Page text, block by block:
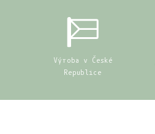
Výroba v České
Republice